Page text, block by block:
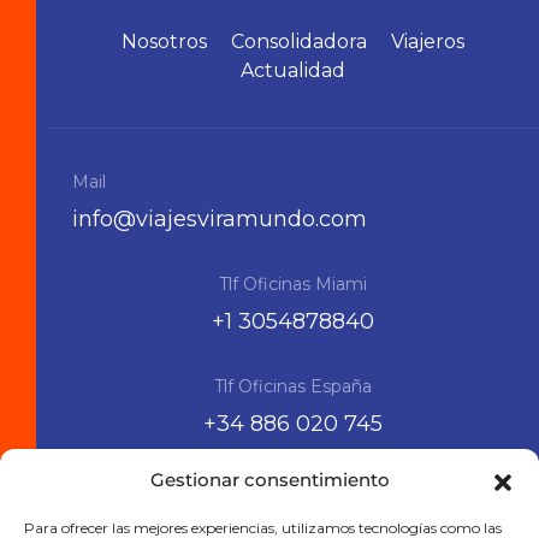
Gestionar consentimiento
Para ofrecer las mejores experiencias, utilizamos tecnologías como las
Nosotros Consolidadora
Viajeros
Actualidad
Mail
info@viajesviramundo.com
Tlf Oficinas Miami
+1 3054878840
Tlf Oficinas España
+34 886 020 745
Siguenos en las RRSS